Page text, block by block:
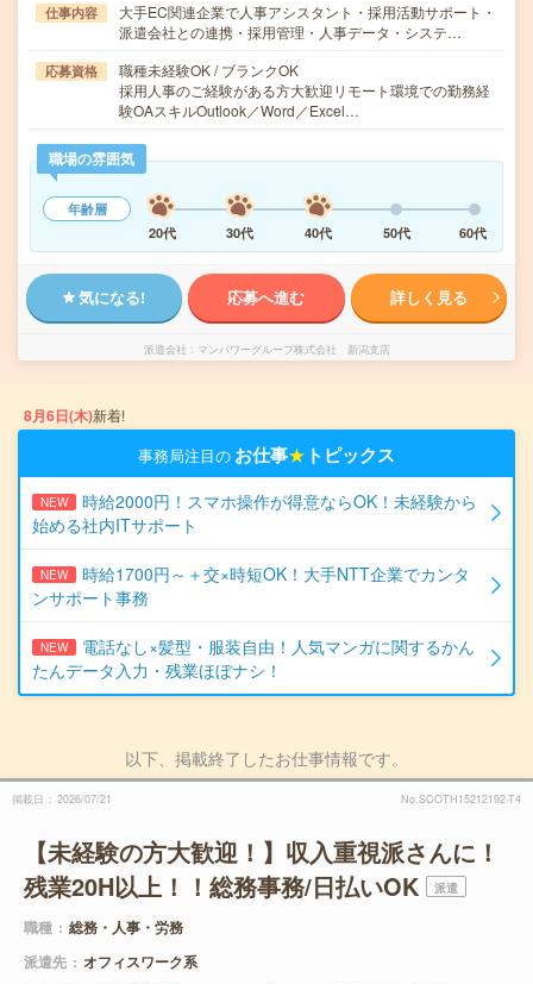
仕事内容
大手EC関連企業で人事アシスタント・採用活動サポート・
派遣会社との連携・採用管理・人事データ・システ…
応募資格
職種未経験OK / ブランクOK
採用人事のご経験がある方大歓迎リモート環境での勤務経
験OAスキルOutlook／Word／Excel…
職場の雰囲気
年齢層
20代
30代 40代 50代 60代
気になる! 応募へ進む 詳しく見る
派遣会社 マンパワーグループ株式会社 新潟支店
8月6日(木)新着!
事務局注目の お仕事★ トピックス
NEW
時給2000円！スマホ操作が得意ならOK！未経験から
始める社内ITサポート
NEW
時給1700円～＋交×時短OK！大手NTT企業でカンタ
ンサポート事務
NEW
電話なし×髪型・服装自由！人気マンガに関するかん
たんデータ入力・残業ほぼナシ！
以下、掲載終了したお仕事情報です。
掲載日 2026/07/21 No.SCOTH15212192-T4
【未経験の方大歓迎！】収入重視派さんに！
残業20H以上！！総務事務/日払いOK
派遣
職種
総務・人事・労務
派遣先
オフィスワーク系